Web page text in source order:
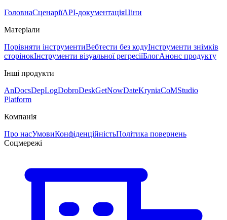
ГоловнаСценаріїAPI-документаціяЦіни
Матеріали
Порівняти інструментиВебтести без кодуІнструменти знімків
сторінокІнструменти візуальної регресіїБлогАнонс продукту
Інші продукти
AnDocsDepLogDobroDeskGetNowDateKryniaCoMStudio
Platform
Компанія
Про насУмовиКонфіденційністьПолітика повернень
Соцмережі